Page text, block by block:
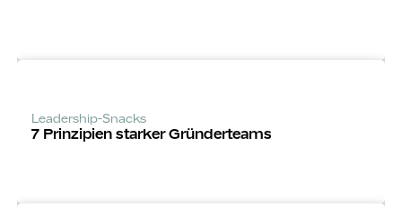
Leadership-Snacks
7 Prinzipien starker Gründerteams